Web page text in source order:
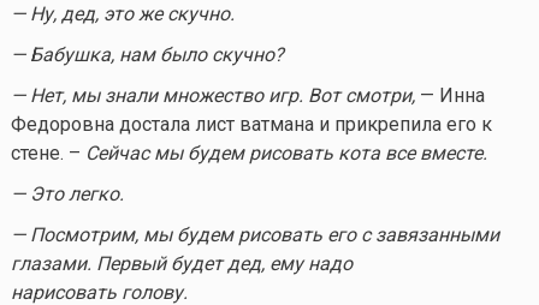
— Ну, дед, это же скучно.
— Бабушка, нам было скучно?
— Нет, мы знали множество игр. Вот смотри,— Инна
Федоровна достала лист ватмана и прикрепила его к
стене. – Сейчас мы будем рисовать кота все вместе.
— Это легко.
— Посмотрим, мы будем рисовать его с завязанными
глазами. Первый будет дед, ему надо
нарисовать голову.